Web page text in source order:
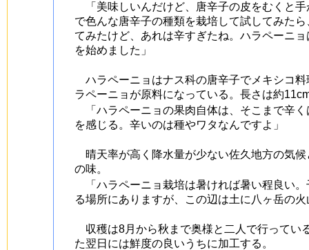
「美味しいんだけど、唐辛子の皮をむくと
で色んな唐辛子の種類を栽培して試してみた
てみたけど、あれは辛すぎたね。ハラペーニ
を始めました」
ハラペーニョはナス科の唐辛子でメキシコ
ラペーニョが原料になっている。長さは約
「ハラペーニョの果肉自体は、そこまで辛
を感じる。辛いのは種やワタなんですよ」
晴天率が高く降水量が少ない佐久地方の気
の味。
「ハラペーニョ栽培は暑ければ暑い程良い
る場所にありますが、この辺は土に八ヶ岳の
収穫は8月から秋まで奥様と二人で行ってい
た翌日には鮮度の良いうちに加工する。